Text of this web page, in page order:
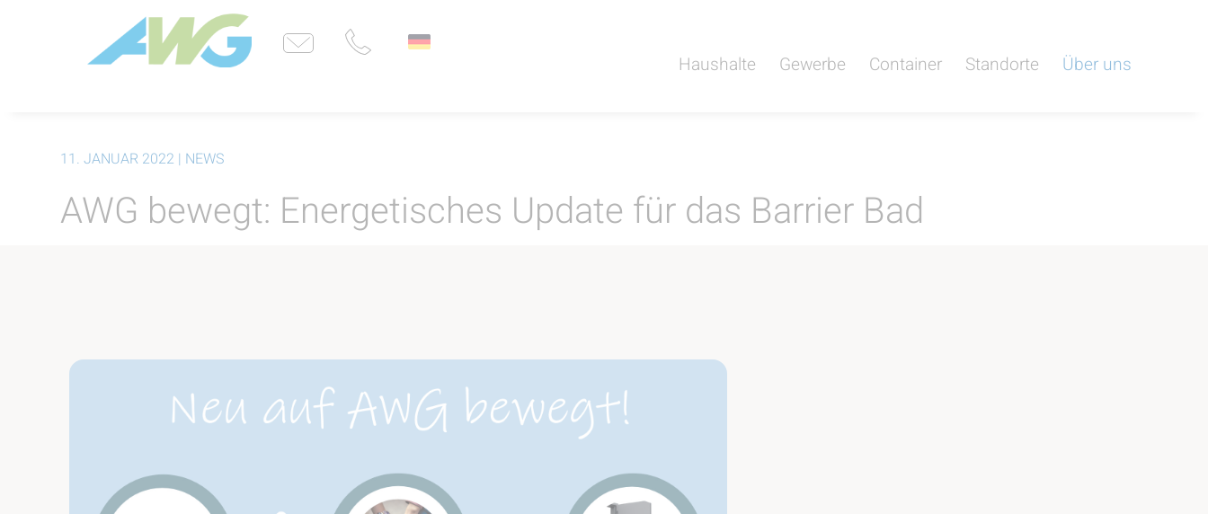
Haushalte Gewerbe Container Standorte Über uns
11. JANUAR 2022 | NEWS
AWG bewegt: Energetisches Update für das Barrier Bad